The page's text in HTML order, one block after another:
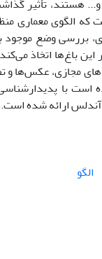
هستند، تأثیر
الگوی معماری
بررسی وضع موجود
باغ‌ها اتخاذ
مجازی، عکس‌ها و
با
آندلس ارائه شده است.
الگو